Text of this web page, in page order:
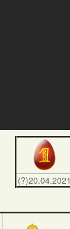
(?)20.04.2021